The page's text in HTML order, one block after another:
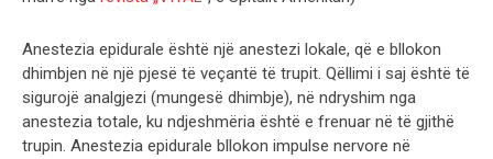
Anestezia epidurale është një anestezi lokale, që e bllokon
dhimbjen në një pjesë të veçantë të trupit. Qëllimi i saj është të
sigurojë analgjezi (mungesë dhimbje), në ndryshim nga
anestezia totale, ku ndjeshmëria është e frenuar në të gjithë
trupin. Anestezia epidurale bllokon impulse nervore në